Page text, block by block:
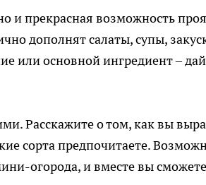
и прекрасная возможность
дополнят салаты, супы,
или основной ингредиент –
Расскажите о том, как вы
сорта предпочитаете.
огорода, и вместе вы